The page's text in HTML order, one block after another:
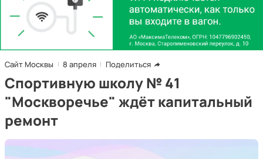
Сайт Москвы 8 апреля Поделиться
Спортивную школу № 41
"Москворечье" ждёт капитальный
ремонт